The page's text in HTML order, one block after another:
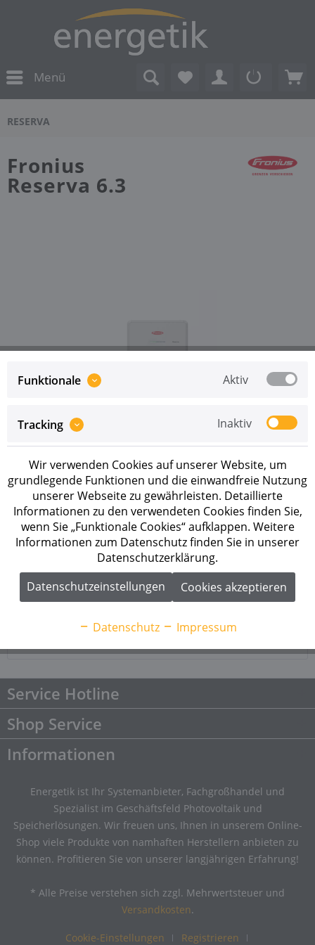
Menü
RESERVA
Fronius
Reserva 6.3
Preise sind erst nach erfolgreicher Registrierung
als
Geschäftskunde sichtbar.
Merken
Artikel-Nr.: 260550
Beschreibung
Fronius Reserva 6.3 Batterieset 6.3 kWh Die Fronius
Reserva ist eine effiziente...mehr
Service Hotline
Shop Service
Informationen
Energetik ist Ihr Systemanbieter, Fachgroßhandel und
Spezialist im Geschäftsfeld Photovoltaik und
Speicherlösungen. Wir freuen uns, Ihnen in unserem Online-
Shop viele Produkte von namhaften Herstellern anbieten zu
können. Profitieren Sie von unserer langjährigen Erfahrung!
* Alle Preise verstehen sich zzgl. Mehrwertsteuer und
Versandkosten.
Cookie-Einstellungen Registrieren
Funktionale Aktiv
Tracking Inaktiv
Wir verwenden Cookies auf unserer Website, um
grundlegende Funktionen und die einwandfreie Nutzung
unserer Webseite zu gewährleisten. Detaillierte
Informationen zu den verwendeten Cookies finden Sie,
wenn Sie „Funktionale Cookies“ aufklappen. Weitere
Informationen zum Datenschutz finden Sie in unserer
Datenschutzerklärung.
Datenschutzeinstellungen
Cookies akzeptieren
Datenschutz Impressum